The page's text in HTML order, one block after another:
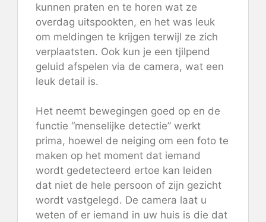
kunnen praten en te horen wat ze
overdag uitspookten, en het was leuk
om meldingen te krijgen terwijl ze zich
verplaatsten. Ook kun je een tjilpend
geluid afspelen via de camera, wat een
leuk detail is.
Het neemt bewegingen goed op en de
functie “menselijke detectie” werkt
prima, hoewel de neiging om een ​​foto te
maken op het moment dat iemand
wordt gedetecteerd ertoe kan leiden
dat niet de hele persoon of zijn gezicht
wordt vastgelegd. De camera laat u
weten of er iemand in uw huis is die dat